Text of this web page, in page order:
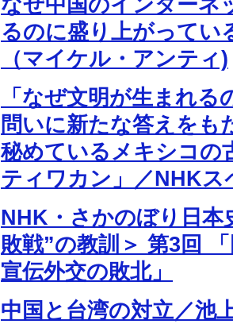
るのに盛り上がってい
（マイケル・アンティ)
「なぜ文明が生まれる
問いに新たな答えをも
秘めているメキシコの
ティワカン」／NHKス
NHK・さかのぼり日本
敗戦”の教訓＞ 第3回
宣伝外交の敗北」
中国と台湾の対立／池